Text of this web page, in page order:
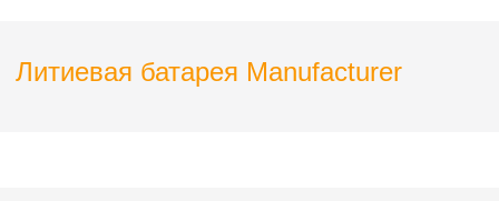
Литиевая батарея Manufacturer